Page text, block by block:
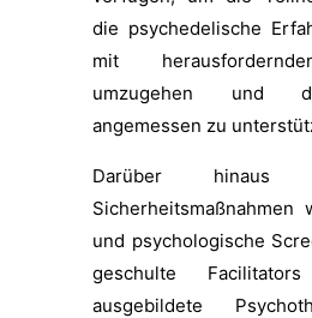
die psychedelische
mit
umzugehen und
angemessen zu
Darüber hinaus
Sicherheitsmaßnahmen
und psychologische
geschulte
ausgebildete